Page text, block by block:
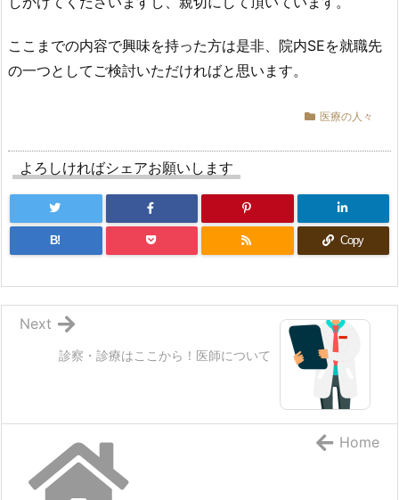
ここまでの内容で興味を持った方は是非、院内SEを就職先
の一つとしてご検討いただければと思います。
医療の人々
よろしければシェアお願いします
B! Copy
診察・診療はここから！医師について
Next
Home